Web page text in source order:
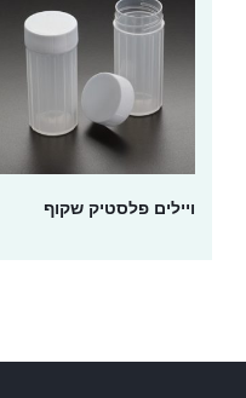
ויילים פלסטיק שקוף